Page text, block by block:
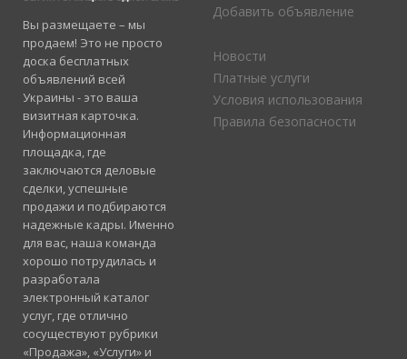
Вы размещаете – мы
продаем! Это не просто
доска бесплатных
объявлений всей
Украины - это ваша
визитная карточка.
Информационная
площадка, где
заключаются деловые
сделки, успешные
продажи и подбираются
надежные кадры. Именно
для вас, наша команда
хорошо потрудилась и
разработала
электронный каталог
услуг, где отлично
сосуществуют рубрики
«Продажа», «Услуги» и
Добавить объявление
Новости
Платные услуги
Условия использования
Правила безопасности